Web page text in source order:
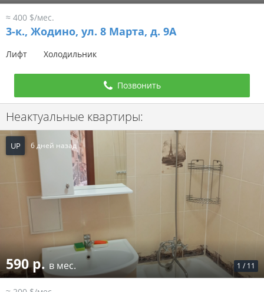
≈ 400 $/мес.
3-к., Жодино, ул. 8 Марта, д. 9А
Лифт Холодильник
Позвонить
Неактуальные квартиры:
UP 6 дней назад
1 / 11
590 р.в мес.